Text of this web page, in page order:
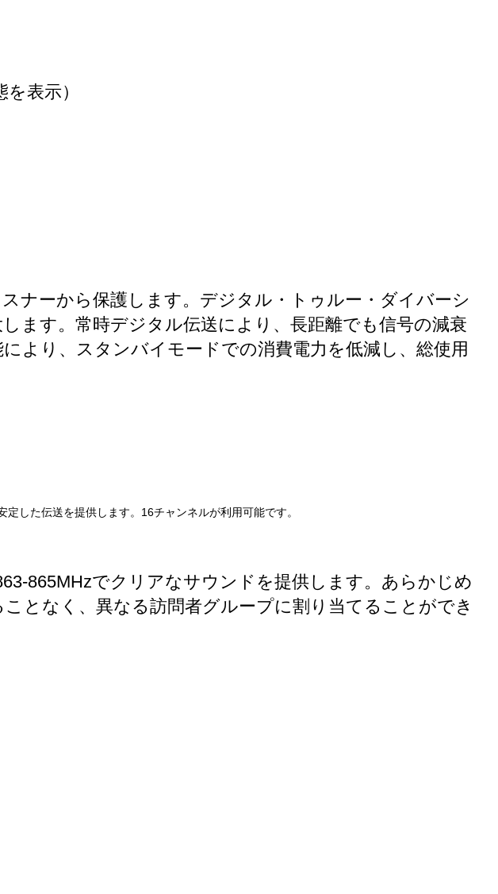
表示）
ナーから保護します。デジタル・トゥルー・ダイバーシ
ます。常時デジタル伝送により、長距離でも信号の減衰
より、スタンバイモードでの消費電力を低減し、総使用
865MHzでクリアなサウンドを提供します。あらかじめ
となく、異なる訪問者グループに割り当てることができ